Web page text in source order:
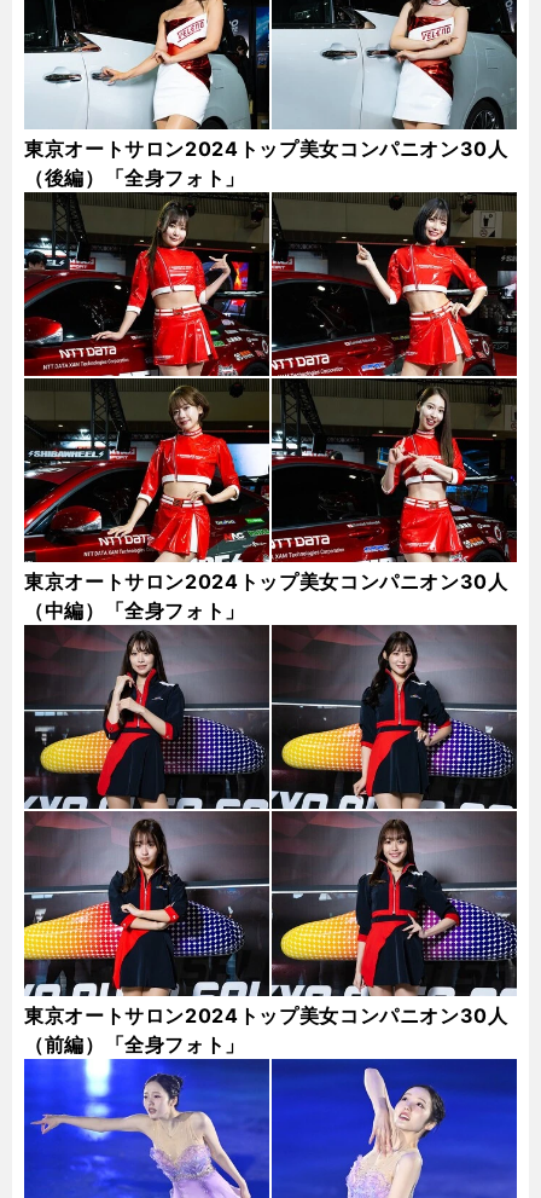
東京オートサロン2024トップ美女コンパニオン30人
（後編）「全身フォト」
東京オートサロン2024トップ美女コンパニオン30人
（中編）「全身フォト」
東京オートサロン2024トップ美女コンパニオン30人
（前編）「全身フォト」